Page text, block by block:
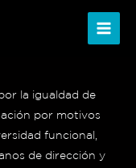
la igualdad de
por motivos
funcional,
de dirección y